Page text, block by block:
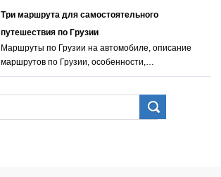
Три маршрута для самостоятельного
путешествия по Грузии
Маршруты по Грузии на автомобиле, описание
маршрутов по Грузии, особенности,…